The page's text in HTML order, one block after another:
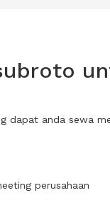
dapat anda sewa
perusahaan